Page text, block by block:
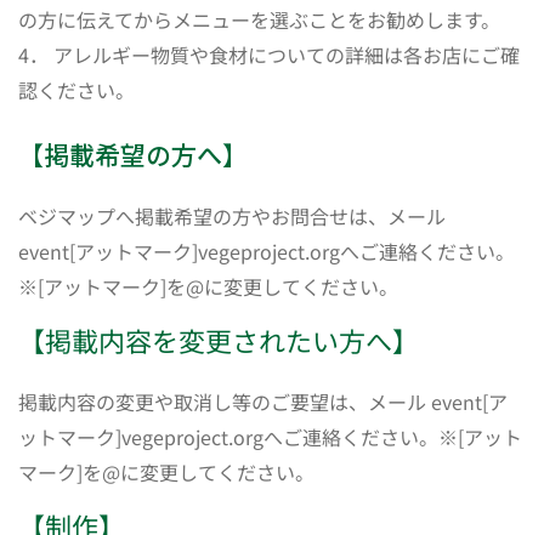
の方に伝えてからメニューを選ぶことをお勧めします。
4． アレルギー物質や食材についての詳細は各お店にご確
認ください。
【掲載希望の方へ】
ベジマップへ掲載希望の方やお問合せは、メール
event[アットマーク]vegeproject.orgへご連絡ください。
※[アットマーク]を@に変更してください。
【掲載内容を変更されたい方へ】
掲載内容の変更や取消し等のご要望は、メール event[ア
ットマーク]vegeproject.orgへご連絡ください。※[アット
マーク]を@に変更してください。
【制作】